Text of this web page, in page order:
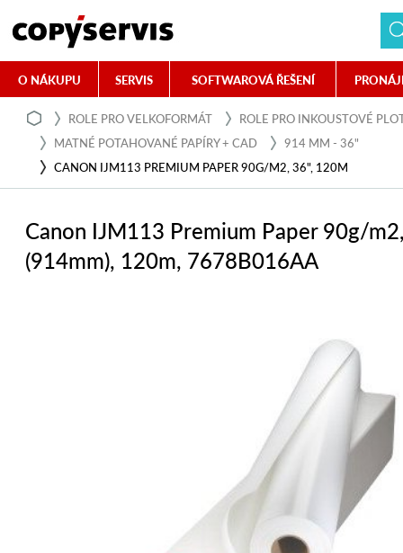
O NÁKUPU SERVIS SOFTWAROVÁ ŘEŠENÍ
ROLE PRO VELKOFORMÁT
ROLE PRO INKOUSTOVÉ
MATNÉ POTAHOVANÉ PAPÍRY + CAD
914 MM - 36"
CANON IJM113 PREMIUM PAPER 90G/M2, 36", 120M
Canon IJM113 Premium Paper 90g/
(914mm), 120m, 7678B016AA